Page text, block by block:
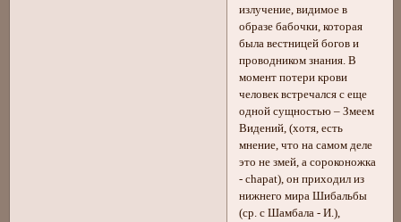
излучение, видимое в
образе бабочки, которая
была вестницей богов и
проводником знания. В
момент потери крови
человек встречался с еще
одной сущностью – Змеем
Видений, (хотя, есть
мнение, что на самом деле
это не змей, а сороконожка
- сhapat), он приходил из
нижнего мира Шибальбы
(ср. с Шамбала - И.),